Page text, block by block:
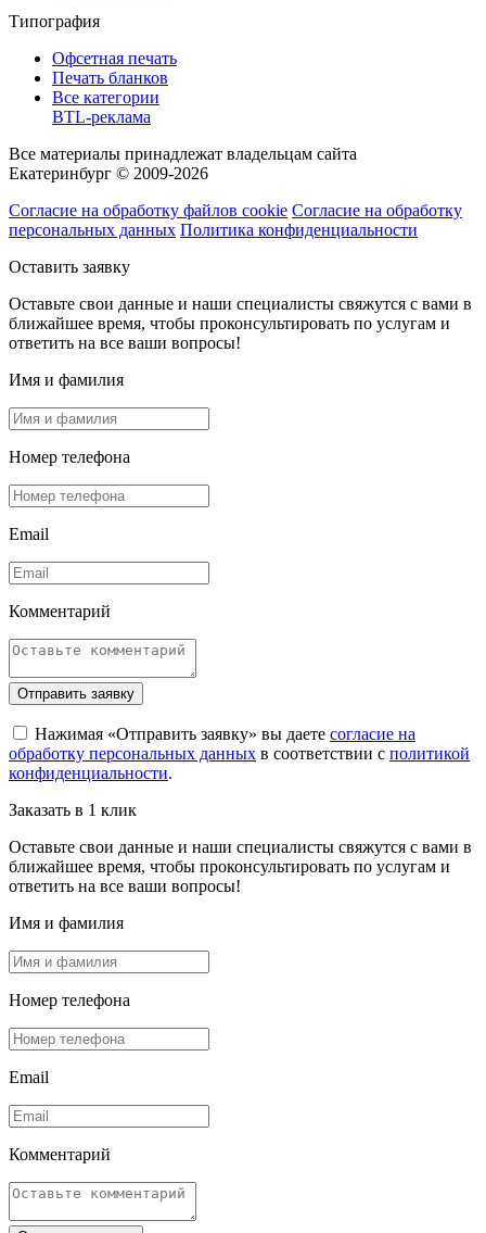
Типография
Офсетная печать
Печать бланков
Все категории
BTL-реклама
Все материалы принадлежат владельцам сайта
Екатеринбург © 2009-2026
Согласие на обработку файлов cookie Согласие на обработку
персональных данных Политика конфиденциальности
Оставить заявку
Оставьте свои данные и наши специалисты свяжутся с вами в
ближайшее время, чтобы проконсультировать по услугам и
ответить на все ваши вопросы!
Имя и фамилия
Номер телефона
Email
Комментарий
Отправить заявку
Нажимая «Отправить заявку» вы даете согласие на
обработку персональных данных в соответствии с политикой
конфиденциальности.
Заказать в 1 клик
Оставьте свои данные и наши специалисты свяжутся с вами в
ближайшее время, чтобы проконсультировать по услугам и
ответить на все ваши вопросы!
Имя и фамилия
Номер телефона
Email
Комментарий